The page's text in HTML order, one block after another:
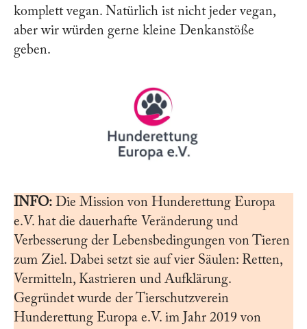
komplett vegan. Natürlich ist nicht jeder vegan,
aber wir würden gerne kleine Denkanstöße
geben.
INFO: Die Mission von Hunderettung Europa
e.V. hat die dauerhafte Veränderung und
Verbesserung der Lebensbedingungen von Tieren
zum Ziel. Dabei setzt sie auf vier Säulen: Retten,
Vermitteln, Kastrieren und Aufklärung.
Gegründet wurde der Tierschutzverein
Hunderettung Europa e.V. im Jahr 2019 von